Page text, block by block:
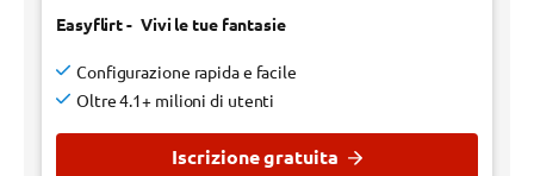
Easyflirt- Vivi le tue fantasie
Configurazione rapida e facile
Oltre 4.1+ milioni di utenti
Iscrizione gratuita